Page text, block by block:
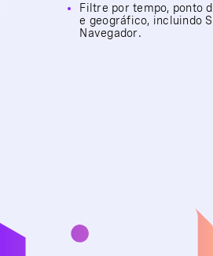
Filtre por tempo, ponto
e geográfico, incluindo
Navegador.